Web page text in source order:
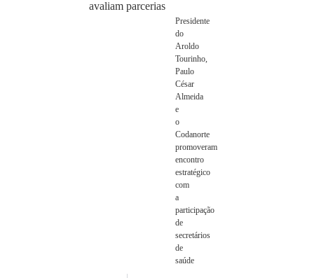
Presidente
do
Aroldo
Tourinho,
Paulo
César
Almeida
e
o
Codanorte
promoveram
encontro
estratégico
com
a
participação
de
secretários
de
saúde